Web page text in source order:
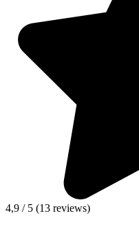
4,9 / 5 (13 reviews)